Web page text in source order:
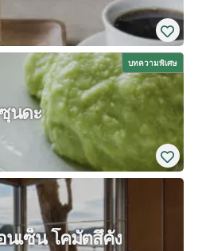
บทความพิเศษ
นดะ
เซ็น โคมัตสึคัง